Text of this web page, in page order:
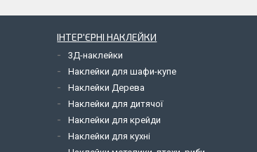
ІНТЕР'ЄРНІ НАКЛЕЙКИ
3Д-наклейки
Наклейки для шафи-купе
Наклейки Дерева
Наклейки для дитячої
Наклейки для крейди
Наклейки для кухні